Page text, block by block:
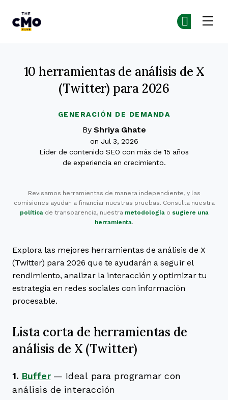
GENERACIÓN DE DEMANDA
10 herramientas de análisis de X
(Twitter) para 2026
By Shriya Ghate
on Jul 3, 2026
Líder de contenido SEO con más de 15 años
de experiencia en crecimiento.
Revisamos herramientas de manera independiente, y las
comisiones ayudan a financiar nuestras pruebas. Consulta nuestra
políticade transparencia, nuestra metodologíao sugiere una
herramienta.
Explora las mejores herramientas de análisis de X
(Twitter) para 2026 que te ayudarán a seguir el
rendimiento, analizar la interacción y optimizar tu
estrategia en redes sociales con información
procesable.
Lista corta de herramientas de
análisis de X (Twitter)
1. Buffer — Ideal para programar con
análisis de interacción